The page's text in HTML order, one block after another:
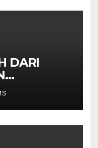
DARI